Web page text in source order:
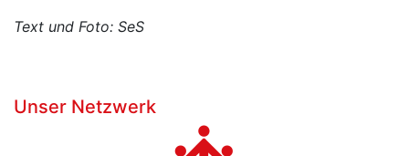
Text und Foto: SeS
Unser Netzwerk